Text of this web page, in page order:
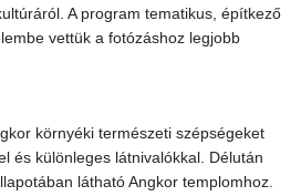
A program tematikus, építkező
vettük a fotózáshoz legjobb
környéki természeti szépségeket
és különleges látnivalókkal. Délután
látható Angkor templomhoz.